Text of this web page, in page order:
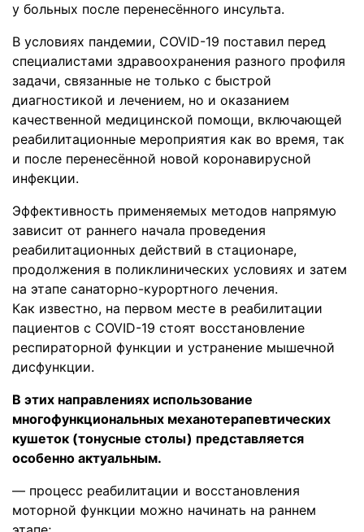
у больных после перенесённого инсульта.
В условиях пандемии, COVID-19 поставил перед
специалистами здравоохранения разного профиля
задачи, связанные не только с быстрой
диагностикой и лечением, но и оказанием
качественной медицинской помощи, включающей
реабилитационные мероприятия как во время, так
и после перенесённой новой коронавирусной
инфекции.
Эффективность применяемых методов напрямую
зависит от раннего начала проведения
реабилитационных действий в стационаре,
продолжения в поликлинических условиях и затем
на этапе санаторно-курортного лечения.
Как известно, на первом месте в реабилитации
пациентов с COVID-19 стоят восстановление
респираторной функции и устранение мышечной
дисфункции.
В этих направлениях использование
многофункциональных механотерапевтических
кушеток (тонусные столы) представляется
особенно актуальным.
— процесс реабилитации и восстановления
моторной функции можно начинать на раннем